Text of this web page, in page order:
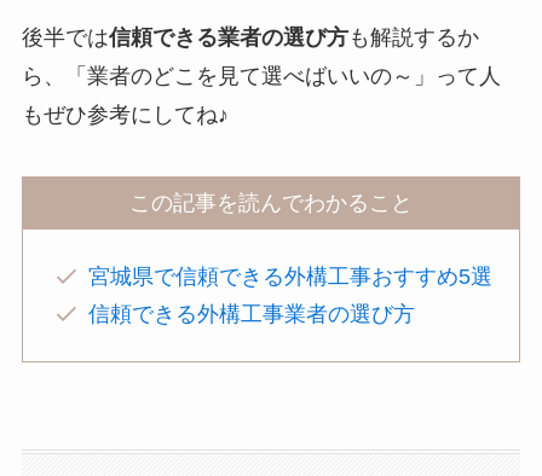
後半では信頼できる業者の選び方も解説するか
ら、「業者のどこを見て選べばいいの～」って人
もぜひ参考にしてね♪
この記事を読んでわかること
宮城県で信頼できる外構工事おすすめ5選
信頼できる外構工事業者の選び方